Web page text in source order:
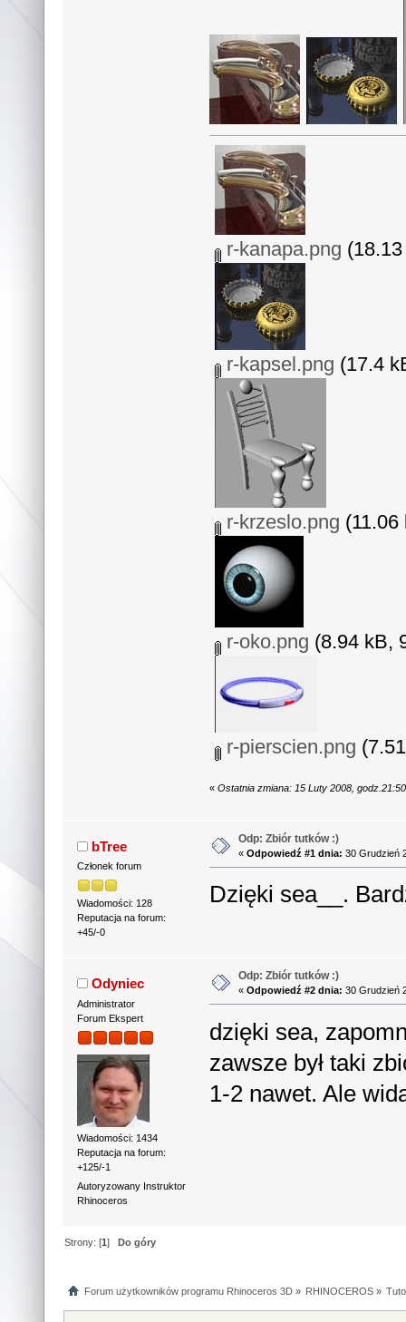
r-kanapa.png
r-kapsel.png (17.4
r-krzeslo.png
r-oko.png (8.94 kB,
r-pierscien.png
«Ostatnia zmiana: 15 Luty 2008,
bTree
Członek forum
Wiadomości: 128
Reputacja na forum:
+45/-0
Odp: Zbiór tutków :)
«Odpowiedź #1 dnia: 30 Grudzień
Dzięki sea__.
Odyniec
Administrator
Forum Ekspert
Wiadomości: 1434
Reputacja na forum:
+125/-1
Autoryzowany Instruktor
Rhinoceros
Odp: Zbiór tutków :)
«Odpowiedź #2 dnia: 30 Grudzień
dzięki sea,
zawsze był taki
1-2 nawet. Ale
Strony: [1]Do góry
Forum użytkowników programu Rhinoceros 3D» RHINOCEROS»